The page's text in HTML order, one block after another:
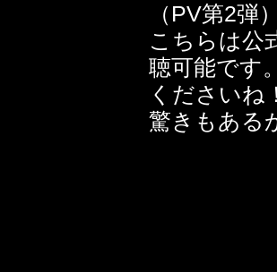
（PV第2弾
こちらは公
聴可能です
くださいね
驚きもある